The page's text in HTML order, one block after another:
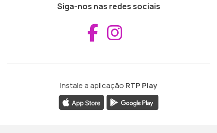
Siga-nos nas redes sociais
Aceder ao
Instale a aplicação RTP Play